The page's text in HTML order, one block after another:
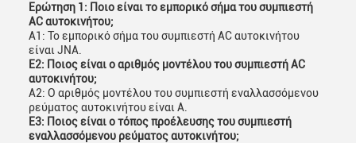
Ερώτηση 1: Ποιο είναι το εμπορικό σήμα του συμπιεστή
AC αυτοκινήτου;
Α1: Το εμπορικό σήμα του συμπιεστή AC αυτοκινήτου
είναι JNA.
Ε2: Ποιος είναι ο αριθμός μοντέλου του συμπιεστή AC
αυτοκινήτου;
Α2: Ο αριθμός μοντέλου του συμπιεστή εναλλασσόμενου
ρεύματος αυτοκινήτου είναι Α.
Ε3: Ποιος είναι ο τόπος προέλευσης του συμπιεστή
εναλλασσόμενου ρεύματος αυτοκινήτου;